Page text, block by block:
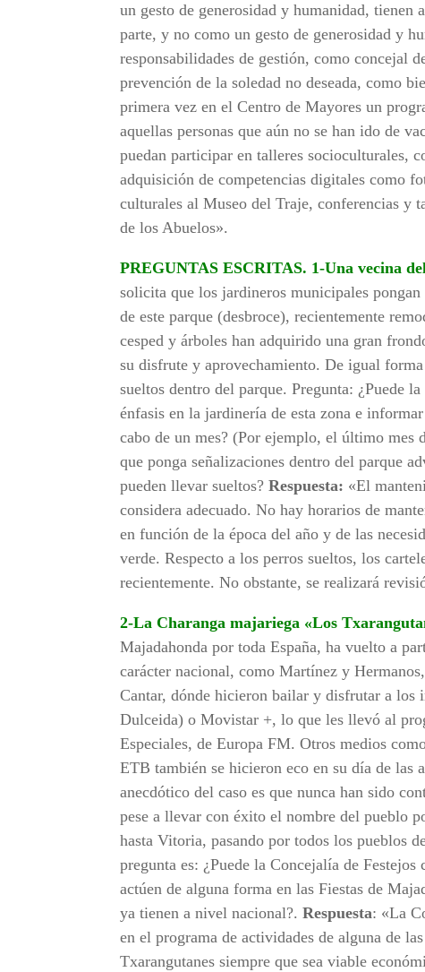
un gesto de generosidad y humanidad,
parte, y no como un gesto de generosidad y
responsabilidades de gestión, como concejal
prevención de la soledad no deseada, como
primera vez en el Centro de Mayores un
aquellas personas que aún no se han ido de
puedan participar en talleres socioculturales,
adquisición de competencias digitales como
culturales al Museo del Traje, conferencias y
de los Abuelos».
PREGUNTAS ESCRITAS. 1-Una vecina
solicita que los jardineros municipales
de este parque (desbroce), recientemente
cesped y árboles han adquirido una gran
su disfrute y aprovechamiento. De igual
sueltos dentro del parque. Pregunta: ¿Puede
énfasis en la jardinería de esta zona e
cabo de un mes? (Por ejemplo, el último mes
que ponga señalizaciones dentro del parque
pueden llevar sueltos?Respuesta: «El
considera adecuado. No hay horarios de
en función de la época del año y de las
verde. Respecto a los perros sueltos, los
recientemente. No obstante, se realizará
2-La Charanga majariega «Los
Majadahonda por toda España, ha vuelto a
carácter nacional, como Martínez y
Cantar, dónde hicieron bailar y disfrutar a
Dulceida) o Movistar +, lo que les llevó al
Especiales, de Europa FM. Otros medios
ETB también se hicieron eco en su día de las
anecdótico del caso es que nunca han sido
pese a llevar con éxito el nombre del pueblo
hasta Vitoria, pasando por todos los pueblos
pregunta es: ¿Puede la Concejalía de
actúen de alguna forma en las Fiestas de
ya tienen a nivel nacional?.Respuesta: «La
en el programa de actividades de alguna de
Txarangutanes siempre que sea viable